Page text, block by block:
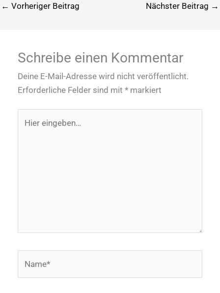
← Vorheriger Beitrag Nächster Beitrag →
Schreibe einen Kommentar
Deine E-Mail-Adresse wird nicht veröffentlicht.
Erforderliche Felder sind mit* markiert
eingeben…